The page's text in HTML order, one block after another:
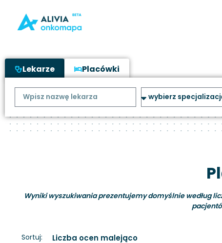
Lekarze Placówki
Wyniki wyszukiwania prezentujemy domyślnie według
Sortuj: